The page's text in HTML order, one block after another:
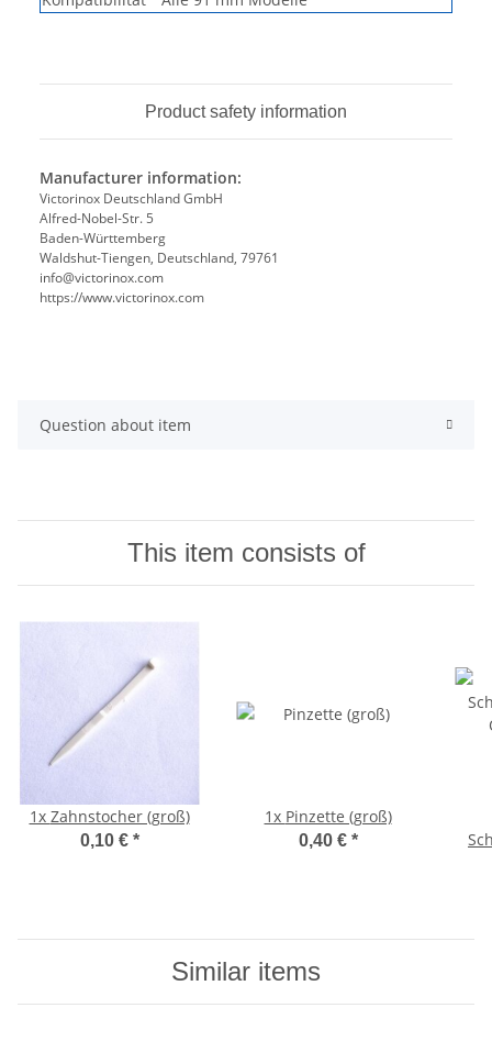
Product safety information
Manufacturer information:
Victorinox Deutschland GmbH
Alfred-Nobel-Str. 5
Baden-Württemberg
Waldshut-Tiengen, Deutschland, 79761
info@victorinox.com
https://www.victorinox.com
Question about item
This item consists of
1x Zahnstocher (groß)
0,10 € *
1x Pinzette (groß)
0,40 € *
Similar items